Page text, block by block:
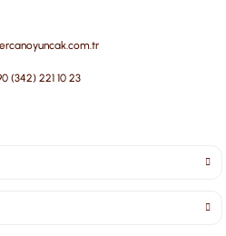
(342) 221 10 23